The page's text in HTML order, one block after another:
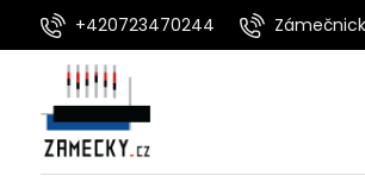
+420723470244